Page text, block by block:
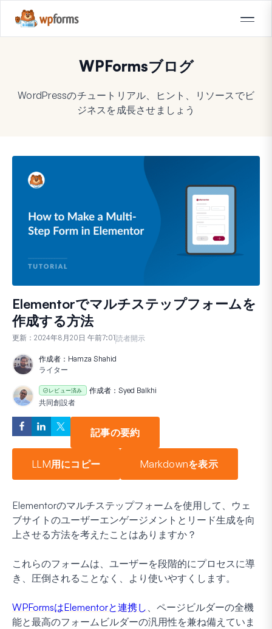
WPFormsブログ
WordPressのチュートリアル、ヒント、リソースでビ
ジネスを成長させましょう
Elementorでマルチステップフォームを
作成する方法
更新： 2024年8月20日 午前7:01読者開示
作成者： Hamza Shahid
ライター
レビュー済み 作成者： Syed Balkhi
共同創設者
記事の要約
LLM用にコピー Markdownを表示
Elementorのマルチステップフォームを使用して、ウェ
ブサイトのユーザーエンゲージメントとリード生成を向
上させる方法を考えたことはありますか？
これらのフォームは、ユーザーを段階的にプロセスに導
き、圧倒されることなく、より使いやすくします。
WPFormsはElementorと連携し 、ページビルダーの全機
能と最高のフォームビルダーの汎用性を兼ね備えていま